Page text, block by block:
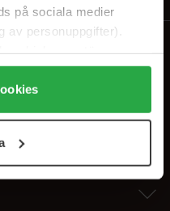
på sociala medier
av personuppgifter).
accepterar du
kan anpassa
när som helst återkalla